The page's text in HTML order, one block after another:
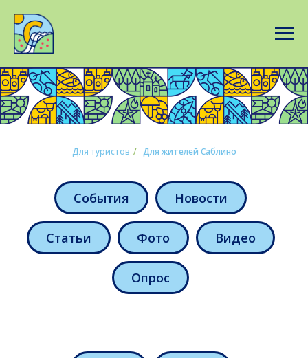
Для туристов / Для жителей Саблино
События Новости
Статьи Фото Видео
Опрос